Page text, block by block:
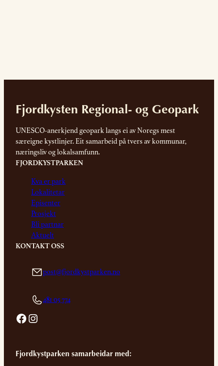
Fjordkysten Regional- og Geopark
UNESCO-anerkjend geopark langs ei av Noregs mest
særeigne kystlinjer. Eit samarbeid på tvers av kommunar,
næringsliv og lokalsamfunn.
FJORDKYSTPARKEN
Kva er park
Lokalitetar
Episenter
Prosjekt
Bli partnar
Aktuelt
KONTAKT OSS
post@fjordkystparken.no
481 05 774
Facebook Instagram
Fjordkystparken samarbeidar med: